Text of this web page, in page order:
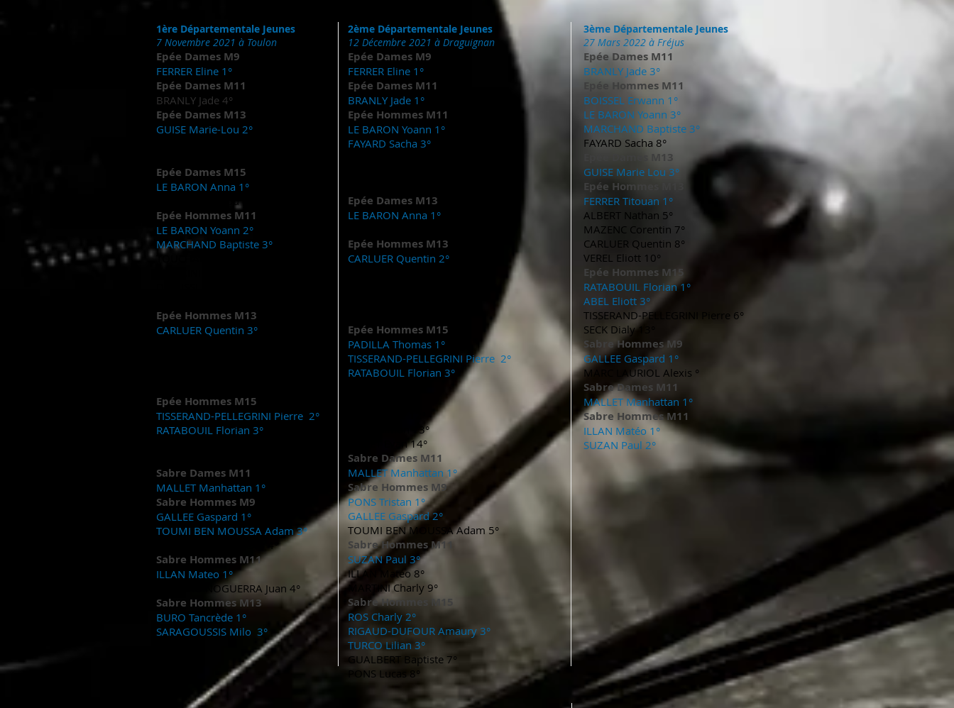
1ère Départementale Jeunes
7 Novembre 2021 à Toulon
Epée Dames M9
FERRER Eline 1°
Epée Dames M11
BRANLY Jade 4°
Epée Dames M13
GUISE Marie-Lou 2°
Epée Dames M15
LE BARON Anna 1°
GUISE Marie-Lou 6°
Epée Hommes M11
LE BARON Yoann 2°
MARCHAND Baptiste 3°
Epée Hommes M13
CARLUER Quentin 3°
Epée Hommes M15
TISSERAND-PELLEGRINI Pierre 2°
RATABOUIL Florian 3°
Sabre Dames M11
MALLET Manhattan 1°
Sabre Hommes M9
GALLEE Gaspard 1°
TOUMI BEN MOUSSA Adam 3°
MARC LAURIOL Alexis 4°
Sabre Hommes M11
ILLAN Mateo 1°
BERREAU NOGUERRA Juan 4°
Sabre Hommes M13
BURO Tancrède 1°
SARAGOUSSIS Milo 3°
2ème Départementale Jeunes
12 Décembre 2021 à Draguignan
Epée Dames M9
FERRER Eline 1°
Epée Dames M11
BRANLY Jade 1°
Epée Hommes M11
LE BARON Yoann 1°
FAYARD Sacha 3°
Epée Dames M13
LE BARON Anna 1°
Epée Hommes M13
CARLUER Quentin 2°
Epée Hommes M15
PADILLA Thomas 1°
TISSERAND-PELLEGRINI Pierre 2°
RATABOUIL Florian 3°
LEON Simon 13°
DOLET Evan 14°
Sabre Dames M11
MALLET Manhattan 1°
Sabre Hommes M9
PONS Tristan 1°
GALLEE Gaspard 2°
TOUMI BEN MOUSSA Adam 5°
Sabre Hommes M11
SUZAN Paul 3°
ILLAN Matéo 8°
MARTINI Charly 9°
Sabre Hommes M15
ROS Charly 2°
RIGAUD-DUFOUR Amaury 3°
TURCO Lilian 3°
GUALBERT Baptiste 7°
PONS Lucas 8°
3ème Départementale Jeunes
27 Mars 2022 à Fréjus
Epée Dames M11
BRANLY Jade 3°
Epée Hommes M11
BOISSEL Erwann 1°
LE BARON Yoann 3°
MARCHAND Baptiste 3°
FAYARD Sacha 8°
Epée Dames M13
GUISE Marie Lou 3°
Epée Hommes M13
FERRER Titouan 1°
ALBERT Nathan 5°
MAZENC Corentin 7°
CARLUER Quentin 8°
VEREL Eliott 10°
Epée Hommes M15
RATABOUIL Florian 1°
ABEL Eliott 3°
TISSERAND-PELLEGRINI Pierre 6°
SECK Dialy 13°
Sabre Hommes M9
GALLEE Gaspard 1°
MARC LAURIOL Alexis °
Sabre Dames M11
MALLET Manhattan 1°
Sabre Hommes M11
ILLAN Matéo 1°
SUZAN Paul 2°